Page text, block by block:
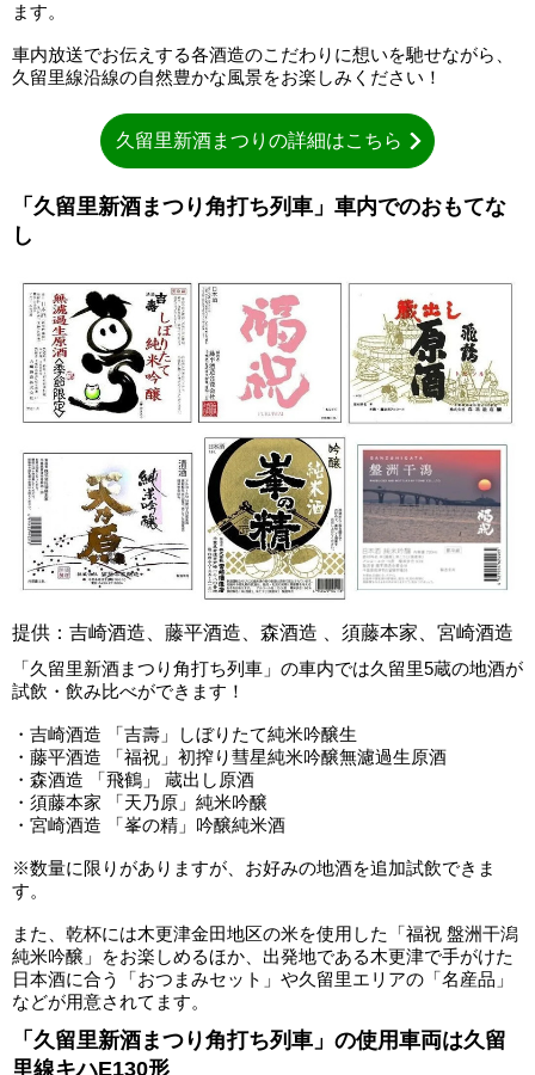
ます。
車内放送でお伝えする各酒造のこだわりに想いを馳せながら、
久留里線沿線の自然豊かな風景をお楽しみください！
久留里新酒まつりの詳細はこちら
「久留里新酒まつり角打ち列車」車内でのおもてな
し
提供：吉崎酒造、藤平酒造、森酒造 、須藤本家、宮崎酒造
「久留里新酒まつり角打ち列車」の車内では久留里5蔵の地酒が
試飲・飲み比べができます！
・吉崎酒造 「吉壽」しぼりたて純米吟醸生
・藤平酒造 「福祝」初搾り彗星純米吟醸無濾過生原酒
・森酒造 「飛鶴」 蔵出し原酒
・須藤本家 「天乃原」純米吟醸
・宮崎酒造 「峯の精」吟醸純米酒
※数量に限りがありますが、お好みの地酒を追加試飲できま
す。
また、乾杯には木更津金田地区の米を使用した「福祝 盤洲干潟
純米吟醸」をお楽しめるほか、出発地である木更津で手がけた
日本酒に合う「おつまみセット」や久留里エリアの「名産品」
などが用意されてます。
「久留里新酒まつり角打ち列車」の使用車両は久留
里線キハE130形